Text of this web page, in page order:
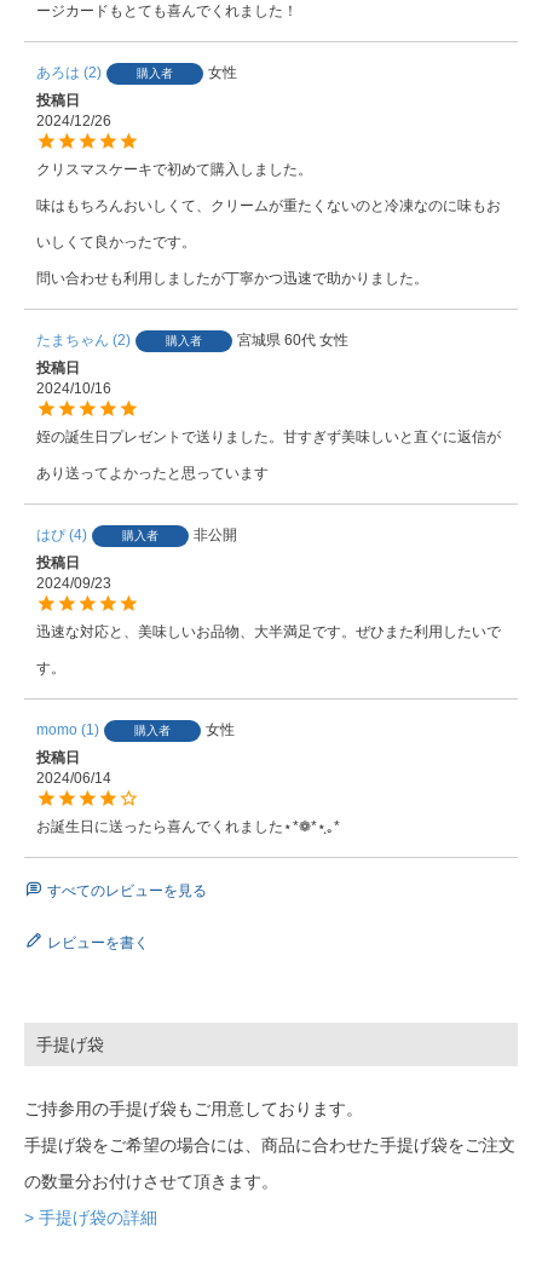
ージカードもとても喜んでくれました！
あろは 2 購入者
女性
投稿日
2024/12/26
クリスマスケーキで初めて購入しました。
味はもちろんおいしくて、クリームが重たくないのと冷凍なのに味もお
いしくて良かったです。
問い合わせも利用しましたが丁寧かつ迅速で助かりました。
たまちゃん 2 購入者 宮城県 60代 女性
投稿日
2024/10/16
姪の誕生日プレゼントで送りました。甘すぎず美味しいと直ぐに返信が
あり送ってよかったと思っています
はぴ 4 購入者
非公開
投稿日
2024/09/23
迅速な対応と、美味しいお品物、大半満足です。ぜひまた利用したいで
す。
momo 1 購入者
女性
投稿日
2024/06/14
お誕生日に送ったら喜んでくれました⋆*❁*⋆ฺ｡*
すべてのレビューを見る
レビューを書く
手提げ袋
ご持参用の手提げ袋もご用意しております。
手提げ袋をご希望の場合には、商品に合わせた手提げ袋をご注文
の数量分お付けさせて頂きます。
> 手提げ袋の詳細